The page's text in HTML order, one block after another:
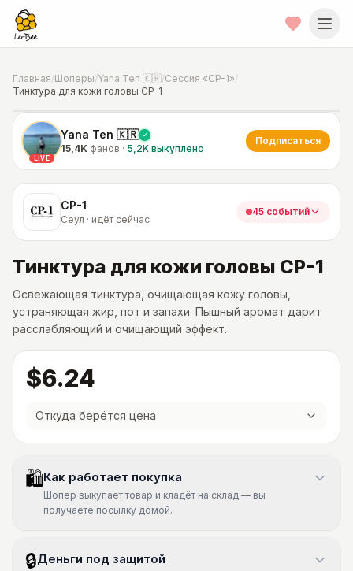
Главная/Шоперы/Yana Ten 🇰🇷/Сессия «CP-1»/
Тинктура для кожи головы CP-1
📍Фото от шопера·Сеул
LIVE
Yana Ten 🇰🇷
15,4K фанов · 5,2K выкуплено
Подписаться
CP-1
Сеул · идёт сейчас
45 событий
Тинктура для кожи головы CP-1
Освежающая тинктура, очищающая кожу головы,
устраняющая жир, пот и запахи. Пышный аромат дарит
расслабляющий и очищающий эффект.
$6.24
Откуда берётся цена
🛍Как работает покупка
Шопер выкупает товар и кладёт на склад — вы
получаете посылку домой.
🔒Деньги под защитой